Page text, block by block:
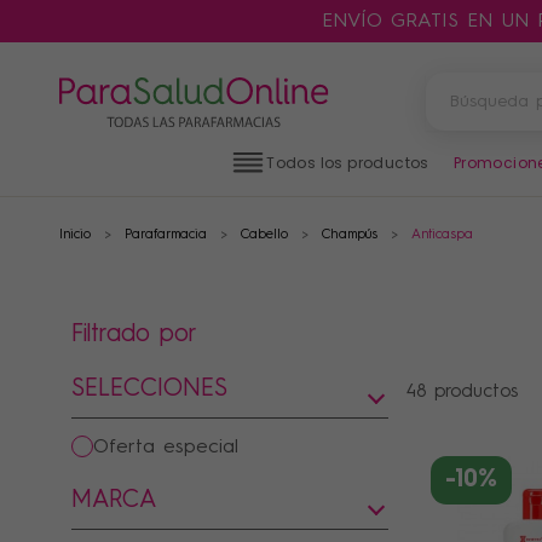
ENVÍO GRATIS EN UN
MARCAS
Todos los productos
Inicio Parafarmacia Cabello Champús Anticaspa
Filtrado por
SELECCIONES
oferta especial
MARCA
48 productos
-10%